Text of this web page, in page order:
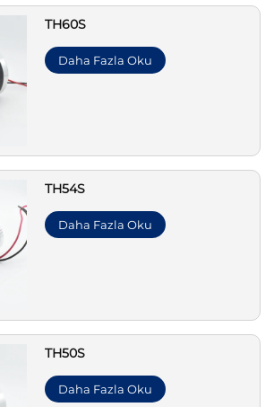
TH60S
Daha Fazla Oku
TH54S
Daha Fazla Oku
TH50S
Daha Fazla Oku